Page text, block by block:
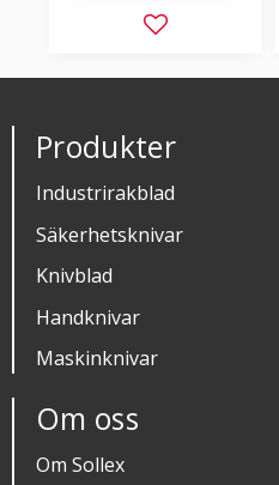
Lägg till i
Produkter
Industrirakblad
Säkerhetsknivar
Knivblad
Handknivar
Maskinknivar
Om oss
Om Sollex